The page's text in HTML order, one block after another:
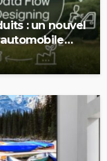
: un nouvel